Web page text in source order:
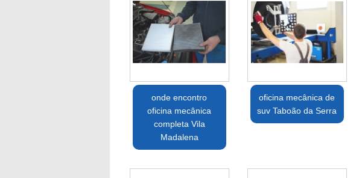
onde encontro
oficina mecânica
completa Vila
Madalena
oficina mecânica de
suv Taboão da Serra